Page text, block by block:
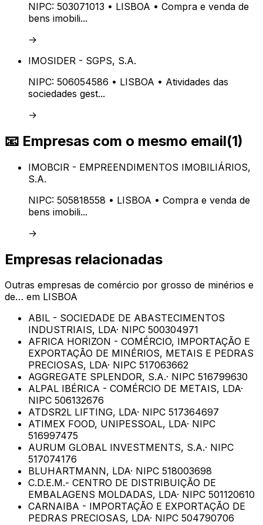
NIPC: 503071013 • LISBOA • Compra e venda de
bens imobili...
→
IMOSIDER - SGPS, S.A.
NIPC: 506054586 • LISBOA • Atividades das
sociedades gest...
→
📧 Empresas com o mesmo email(1)
IMOBCIR - EMPREENDIMENTOS IMOBILIÁRIOS,
S.A.
NIPC: 505818558 • LISBOA • Compra e venda de
bens imobili...
→
Empresas relacionadas
Outras empresas de comércio por grosso de minérios e
de… em LISBOA
ABIL - SOCIEDADE DE ABASTECIMENTOS
INDUSTRIAIS, LDA· NIPC 500304971
AFRICA HORIZON - COMÉRCIO, IMPORTAÇÃO E
EXPORTAÇÃO DE MINÉRIOS, METAIS E PEDRAS
PRECIOSAS, LDA· NIPC 517063662
AGGREGATE SPLENDOR, S.A.· NIPC 516799630
ALPAL IBÉRICA - COMÉRCIO DE METAIS, LDA·
NIPC 506132676
ATDSR2L LIFTING, LDA· NIPC 517364697
ATIMEX FOOD, UNIPESSOAL, LDA· NIPC
516997475
AURUM GLOBAL INVESTMENTS, S.A.· NIPC
517074176
BLUHARTMANN, LDA· NIPC 518003698
C.D.E.M.- CENTRO DE DISTRIBUIÇÃO DE
EMBALAGENS MOLDADAS, LDA· NIPC 501120610
CARNAIBA - IMPORTAÇÃO E EXPORTAÇÃO DE
PEDRAS PRECIOSAS, LDA· NIPC 504790706